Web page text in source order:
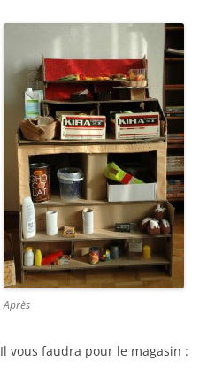
Après
Il vous faudra pour le magasin :